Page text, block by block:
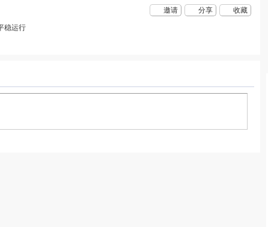
收藏
分享
邀请
稳运行